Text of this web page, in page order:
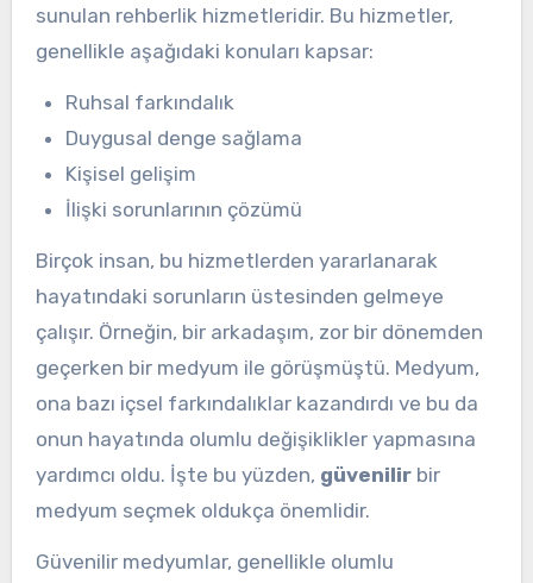
sunulan rehberlik hizmetleridir. Bu hizmetler,
genellikle aşağıdaki konuları kapsar:
Ruhsal farkındalık
Duygusal denge sağlama
Kişisel gelişim
İlişki sorunlarının çözümü
Birçok insan, bu hizmetlerden yararlanarak
hayatındaki sorunların üstesinden gelmeye
çalışır. Örneğin, bir arkadaşım, zor bir dönemden
geçerken bir medyum ile görüşmüştü. Medyum,
ona bazı içsel farkındalıklar kazandırdı ve bu da
onun hayatında olumlu değişiklikler yapmasına
yardımcı oldu. İşte bu yüzden, güvenilirbir
medyum seçmek oldukça önemlidir.
Güvenilir medyumlar, genellikle olumlu